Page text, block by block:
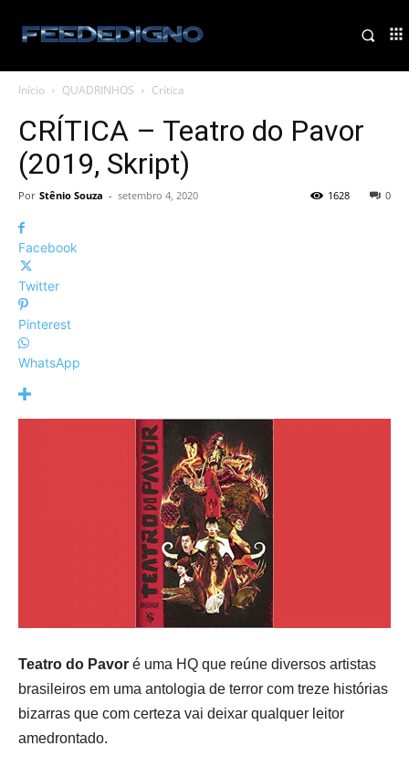
Início QUADRINHOS Crítica
CRÍTICA – Teatro do Pavor
(2019, Skript)
Por Stênio Souza - setembro 4, 2020 0
1628
Facebook
Twitter
Pinterest
WhatsApp
Teatro do Pavor é uma HQ que reúne diversos artistas
brasileiros em uma antologia de terror com treze histórias
bizarras que com certeza vai deixar qualquer leitor
amedrontado.